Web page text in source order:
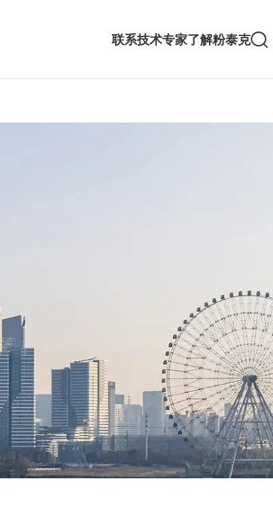
联系技术专家了解粉泰克